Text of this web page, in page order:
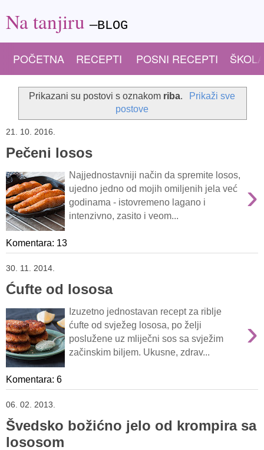
Na tanjiru—BLOG
POČETNA RECEPTI POSNI RECEPTI
Prikazani su postovi s oznakom riba.
Prikaži sve
postove
21. 10. 2016.
Pečeni losos
›
Najjednostavniji način da spremite losos,
ujedno jedno od mojih omiljenih jela već
godinama - istovremeno lagano i
intenzivno, zasito i veom...
Komentara: 13
30. 11. 2014.
Ćufte od lososa
›
Izuzetno jednostavan recept za riblje
ćufte od svježeg lososa, po želji
poslužene uz mliječni sos sa svježim
začinskim biljem. Ukusne, zdrav...
Komentara: 6
06. 02. 2013.
Švedsko božićno jelo od krompira sa
lososom